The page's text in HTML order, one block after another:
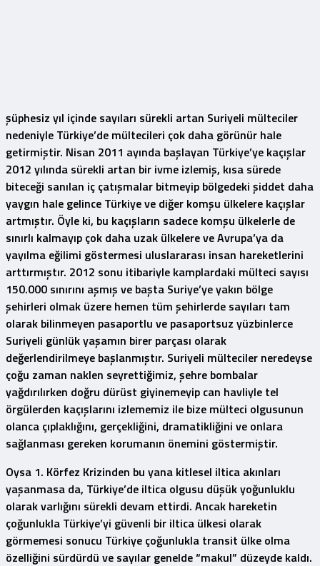
şüphesiz yıl içinde sayıları sürekli artan Suriyeli mülteciler
nedeniyle Türkiye’de mültecileri çok daha görünür hale
getirmiştir. Nisan 2011 ayında başlayan Türkiye’ye kaçışlar
2012 yılında sürekli artan bir ivme izlemiş, kısa sürede
biteceği sanılan iç çatışmalar bitmeyip bölgedeki şiddet daha
yaygın hale gelince Türkiye ve diğer komşu ülkelere kaçışlar
artmıştır. Öyle ki, bu kaçışların sadece komşu ülkelerle de
sınırlı kalmayıp çok daha uzak ülkelere ve Avrupa’ya da
yayılma eğilimi göstermesi uluslararası insan hareketlerini
arttırmıştır. 2012 sonu itibariyle kamplardaki mülteci sayısı
150.000 sınırını aşmış ve başta Suriye’ye yakın bölge
şehirleri olmak üzere hemen tüm şehirlerde sayıları tam
olarak bilinmeyen pasaportlu ve pasaportsuz yüzbinlerce
Suriyeli günlük yaşamın birer parçası olarak
değerlendirilmeye başlanmıştır. Suriyeli mülteciler neredeyse
çoğu zaman naklen seyrettiğimiz, şehre bombalar
yağdırılırken doğru dürüst giyinemeyip can havliyle tel
örgülerden kaçışlarını izlememiz ile bize mülteci olgusunun
olanca çıplaklığını, gerçekliğini, dramatikliğini ve onlara
sağlanması gereken korumanın önemini göstermiştir.
Oysa 1. Körfez Krizinden bu yana kitlesel iltica akınları
yaşanmasa da, Türkiye’de iltica olgusu düşük yoğunluklu
olarak varlığını sürekli devam ettirdi. Ancak hareketin
çoğunlukla Türkiye’yi güvenli bir iltica ülkesi olarak
görmemesi sonucu Türkiye çoğunlukla transit ülke olma
özelliğini sürdürdü ve sayılar genelde “makul” düzeyde kaldı.